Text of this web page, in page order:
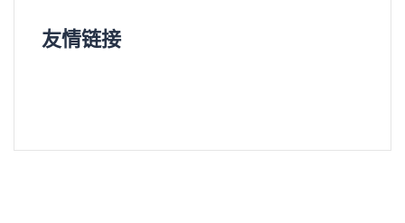
友情链接